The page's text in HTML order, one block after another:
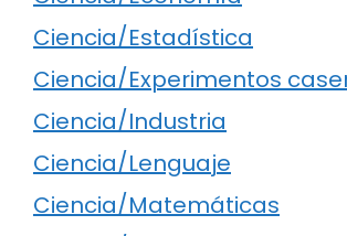
Ciencia/Estadística
Ciencia/Experimentos
Ciencia/Industria
Ciencia/Lenguaje
Ciencia/Matemáticas